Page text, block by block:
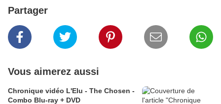
Partager
Vous aimerez aussi
Chronique vidéo L'Elu - The Chosen -
Combo Blu-ray + DVD